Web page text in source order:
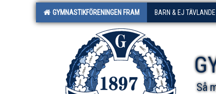
GYMNASTIKFÖRENINGEN FRAM BARN & EJ
Så